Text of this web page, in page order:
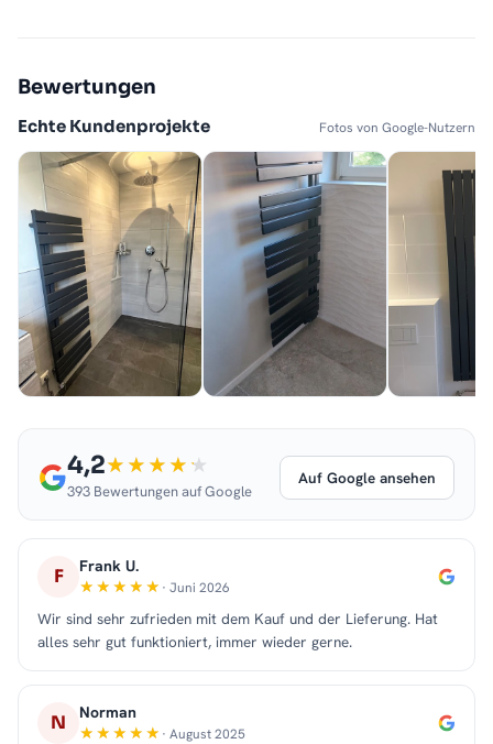
Bewertungen
Echte Kundenprojekte Fotos von Google-Nutzern
4,2
393 Bewertungen auf Google
Auf Google ansehen
F Frank U.
· Juni 2026
Wir sind sehr zufrieden mit dem Kauf und der Lieferung. Hat
alles sehr gut funktioniert, immer wieder gerne.
N Norman
· August 2025